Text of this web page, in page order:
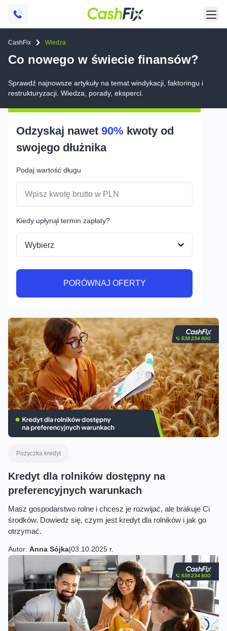
CashFix Wiedza
Co nowego w świecie finansów?
Sprawdź najnowsze artykuły na temat windykacji, faktoringu i
restrukturyzacji. Wiedza, porady, eksperci.
Pożyczka kredyt
Kredyt dla rolników dostępny na
preferencyjnych warunkach
Masz gospodarstwo rolne i chcesz je rozwijać, ale brakuje Ci
środków. Dowiedz się, czym jest kredyt dla rolników i jak go
otrzymać.
Autor: Anna Sójka|03.10.2025 r.
Odzyskaj nawet 90% kwoty od
swojego dłużnika
Podaj wartość długu
Kiedy upłynął termin zapłaty?
PORÓWNAJ OFERTY